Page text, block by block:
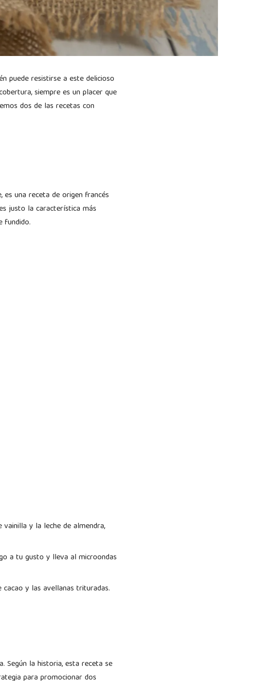
puede resistirse a este delicioso
siempre es un placer que
dos de las recetas con
una receta de origen francés
justo la característica más
fundido.
vainilla y la leche de almendra,
a tu gusto y lleva al microondas
y las avellanas trituradas.
Según la historia, esta receta se
para promocionar dos